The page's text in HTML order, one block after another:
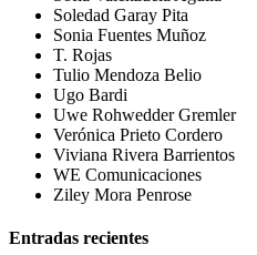
Soledad Garay Pita
Sonia Fuentes Muñoz
T. Rojas
Tulio Mendoza Belio
Ugo Bardi
Uwe Rohwedder Gremler
Verónica Prieto Cordero
Viviana Rivera Barrientos
WE Comunicaciones
Ziley Mora Penrose
Entradas recientes